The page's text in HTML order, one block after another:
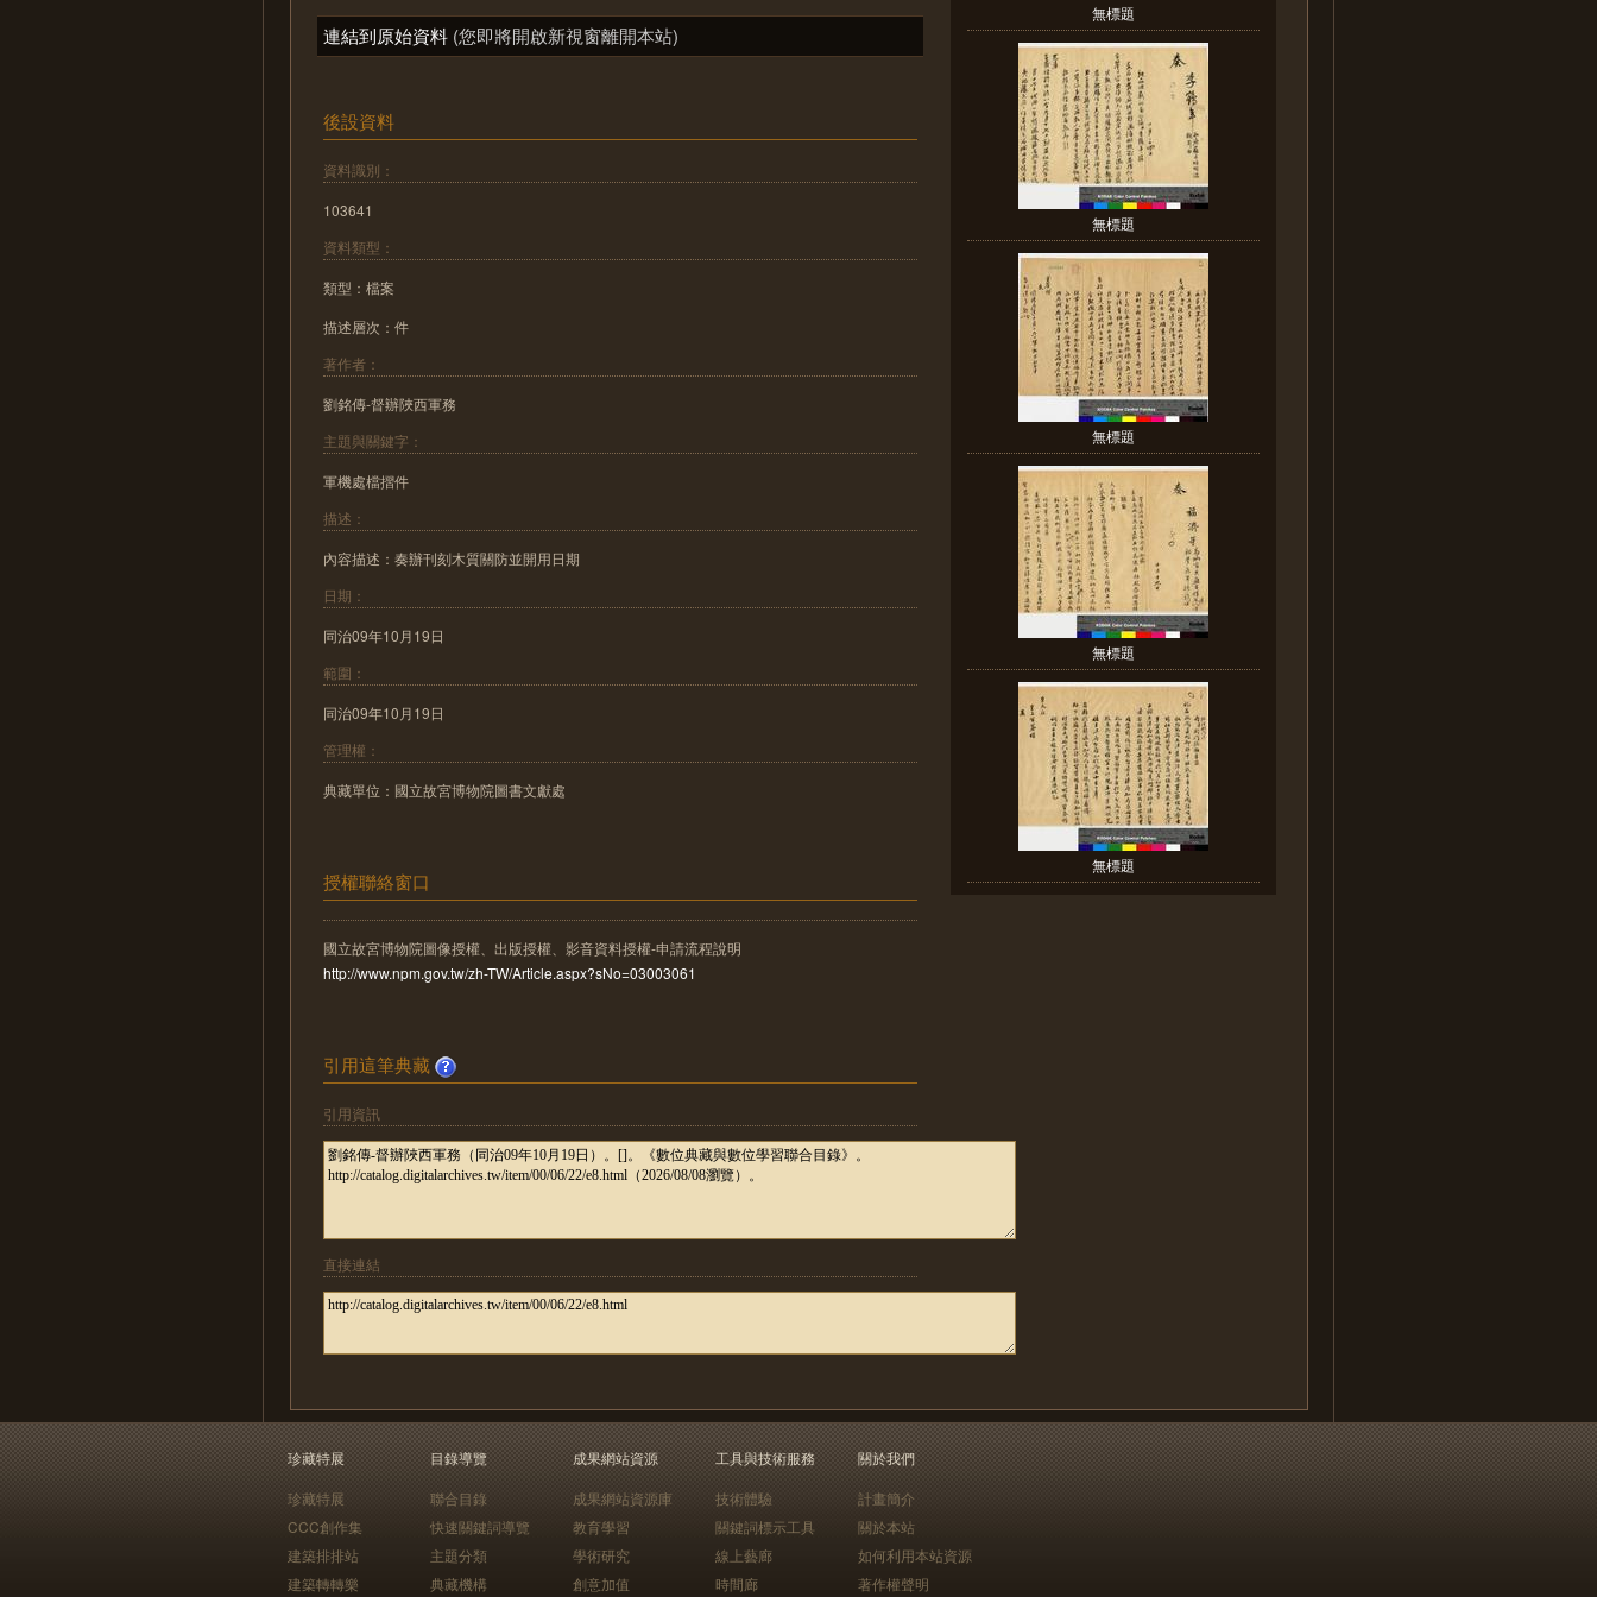
連結到原始資料 (您即將開啟新視窗離開本站)
後設資料
資料識別：
103641
資料類型：
類型：檔案
描述層次：件
著作者：
劉銘傳-督辦陜西軍務
主題與關鍵字：
軍機處檔摺件
描述：
內容描述：奏辦刊刻木質關防並開用日期
日期：
同治09年10月19日
範圍：
同治09年10月19日
管理權：
典藏單位：國立故宮博物院圖書文獻處
授權聯絡窗口
國立故宮博物院圖像授權、出版授權、影音資料授權-申請流程說明
http://www.npm.gov.tw/zh-TW/Article.aspx?sNo=03003061
引用這筆典藏
引用資訊
直接連結
無標題
無標題
無標題
無標題
無標題
珍藏特展
珍藏特展
CCC創作集
建築排排站
建築轉轉樂
目錄導覽
聯合目錄
快速關鍵詞導覽
主題分類
典藏機構
成果網站資源
成果網站資源庫
教育學習
學術研究
創意加值
工具與技術服務
技術體驗
關鍵詞標示工具
線上藝廊
時間廊
關於我們
計畫簡介
關於本站
如何利用本站資源
著作權聲明